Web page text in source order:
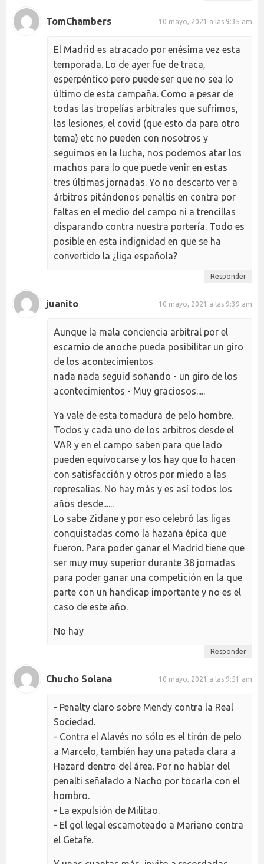
TomChambers 10 mayo, 2021 a las 9:35 am
El Madrid es atracado por enésima vez esta
temporada. Lo de ayer fue de traca,
esperpéntico pero puede ser que no sea lo
último de esta campaña. Como a pesar de
todas las tropelías arbitrales que sufrimos,
las lesiones, el covid (que esto da para otro
tema) etc no pueden con nosotros y
seguimos en la lucha, nos podemos atar los
machos para lo que puede venir en estas
tres últimas jornadas. Yo no descarto ver a
árbitros pitándonos penaltis en contra por
faltas en el medio del campo ni a trencillas
disparando contra nuestra portería. Todo es
posible en esta indignidad en que se ha
convertido la ¿liga española?
Responder
juanito 10 mayo, 2021 a las 9:39 am
Aunque la mala conciencia arbitral por el
escarnio de anoche pueda posibilitar un giro
de los acontecimientos
nada nada seguid soñando - un giro de los
acontecimientos - Muy graciosos.....
Ya vale de esta tomadura de pelo hombre.
Todos y cada uno de los arbitros desde el
VAR y en el campo saben para que lado
pueden equivocarse y los hay que lo hacen
con satisfacción y otros por miedo a las
represalias. No hay más y es así todos los
años desde......
Lo sabe Zidane y por eso celebró las ligas
conquistadas como la hazaña épica que
fueron. Para poder ganar el Madrid tiene que
ser muy muy superior durante 38 jornadas
para poder ganar una competición en la que
parte con un handicap importante y no es el
caso de este año.
No hay
Responder
Chucho Solana 10 mayo, 2021 a las 9:51 am
- Penalty claro sobre Mendy contra la Real
Sociedad.
- Contra el Alavés no sólo es el tirón de pelo
a Marcelo, también hay una patada clara a
Hazard dentro del área. Por no hablar del
penalti señalado a Nacho por tocarla con el
hombro.
- La expulsión de Militao.
- El gol legal escamoteado a Mariano contra
el Getafe.